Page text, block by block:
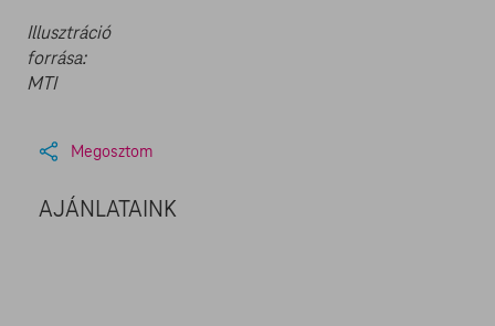
Illusztráció
forrása:
MTI
Megosztom
AJÁNLATAINK